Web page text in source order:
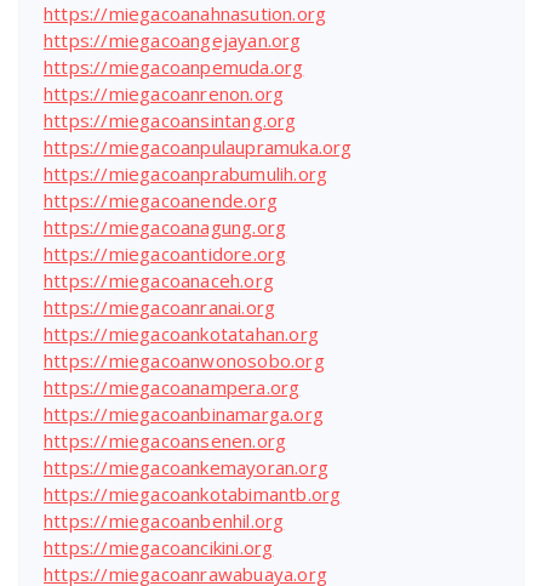
https://miegacoanahnasution.org
https://miegacoangejayan.org
https://miegacoanpemuda.org
https://miegacoanrenon.org
https://miegacoansintang.org
https://miegacoanpulaupramuka.org
https://miegacoanprabumulih.org
https://miegacoanende.org
https://miegacoanagung.org
https://miegacoantidore.org
https://miegacoanaceh.org
https://miegacoanranai.org
https://miegacoankotatahan.org
https://miegacoanwonosobo.org
https://miegacoanampera.org
https://miegacoanbinamarga.org
https://miegacoansenen.org
https://miegacoankemayoran.org
https://miegacoankotabimantb.org
https://miegacoanbenhil.org
https://miegacoancikini.org
https://miegacoanrawabuaya.org